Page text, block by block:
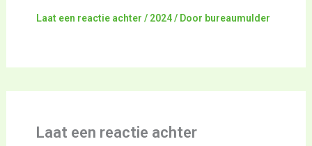
Laat een reactie achter / 2024/ Door bureaumulder
Laat een reactie achter